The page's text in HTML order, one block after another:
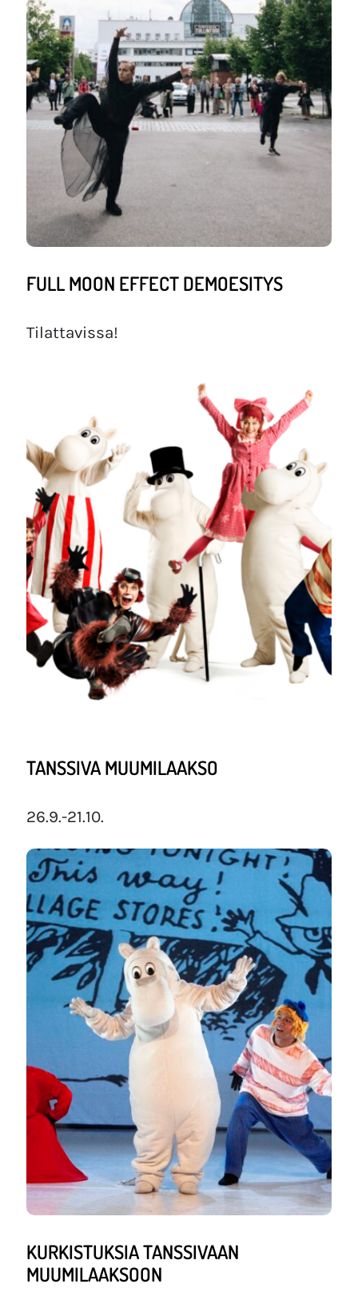
FULL MOON EFFECT DEMOESITYS
Tilattavissa!
TANSSIVA MUUMILAAKSO
26.9.-21.10.
KURKISTUKSIA TANSSIVAAN
MUUMILAAKSOON